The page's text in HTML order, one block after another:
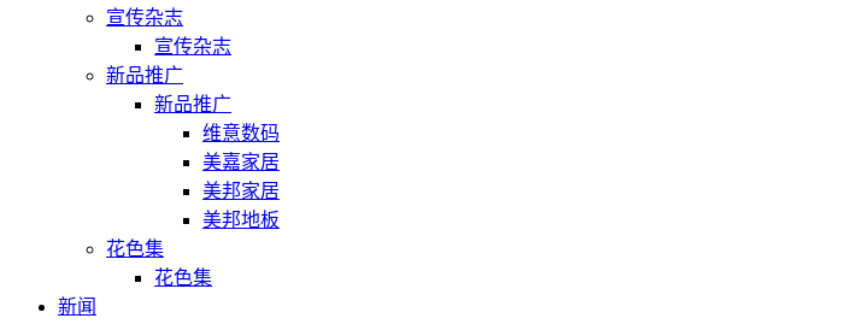
宣传杂志
宣传杂志
新品推广
新品推广
维意数码
美嘉家居
美邦家居
美邦地板
花色集
花色集
新闻